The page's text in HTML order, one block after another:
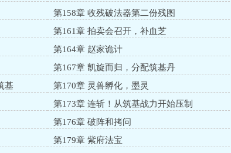
第158章 收残破法器第二份残图
第161章 拍卖会召开，补血芝
第164章 赵家诡计
第167章 凯旋而归，分配筑基丹
基
第170章 灵兽孵化，墨灵
第173章 连斩！从筑基战力开始压制
第176章 破阵和拷问
第179章 紫府法宝